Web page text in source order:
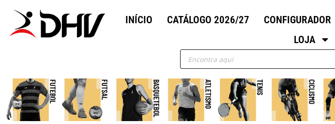
INÍCIO CATÁLOGO 2026/27 CONFIGURADOR
LOJA